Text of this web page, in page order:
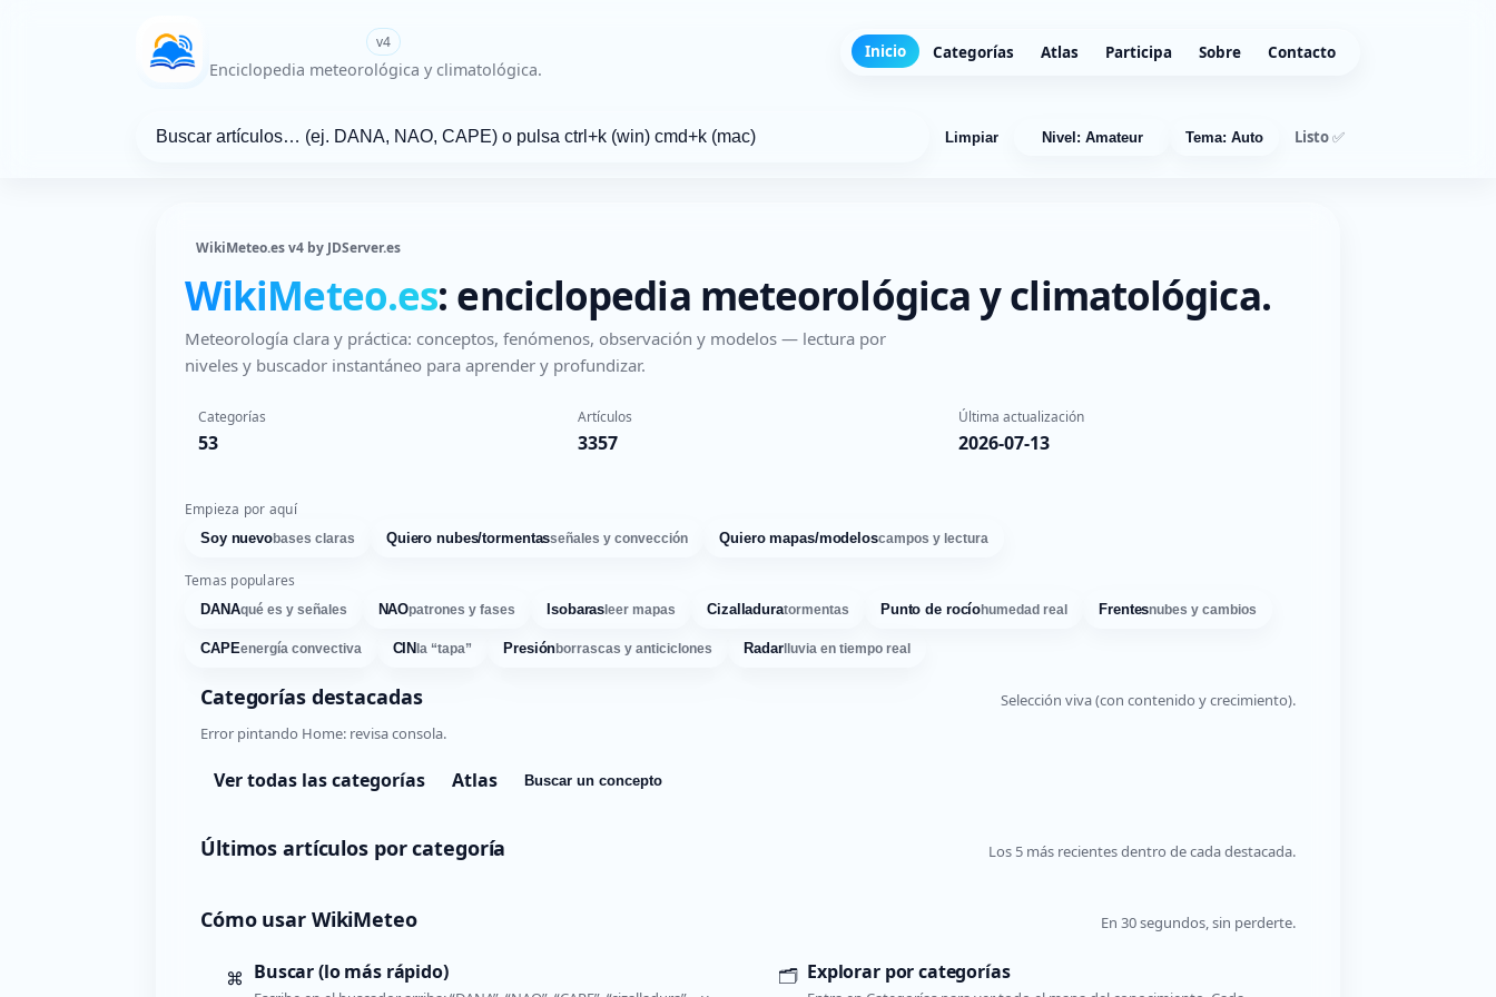
WikiMeteo.es v4
Enciclopedia meteorológica y climatológica.
Inicio Categorías Atlas Participa Sobre Contacto
Limpiar Nivel: Amateur Tema: Auto Listo ✅
WikiMeteo.es v4 by JDServer.es
WikiMeteo.es: enciclopedia meteorológica y climatológica.
Meteorología clara y práctica: conceptos, fenómenos, observación y modelos — lectura por
niveles y buscador instantáneo para aprender y profundizar.
Categorías
53
Artículos
3357
Última actualización
2026-07-13
Empieza por aquí
Soy nuevobases claras Quiero nubes/tormentasseñales y convección Quiero mapas/modeloscampos y lectura
Temas populares
DANAqué es y señales NAOpatrones y fases Isobarasleer mapas Cizalladuratormentas Punto de rocíohumedad real Frentesnubes y cambios
CAPEenergía convectiva CIN la “tapa” Presiónborrascas y anticiclones Radarlluvia en tiempo real
Categorías destacadas
Selección viva (con contenido y crecimiento).
Error pintando Home: revisa consola.
Ver todas las categorías Atlas Buscar un concepto
Últimos artículos por categoría Los 5 más recientes dentro de cada destacada.
Cómo usar WikiMeteo En 30 segundos, sin perderte.
⌘ Buscar (lo más rápido) 🗂️ Explorar por categorías